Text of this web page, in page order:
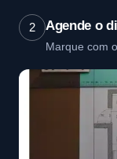
2 Agende o
Marque com